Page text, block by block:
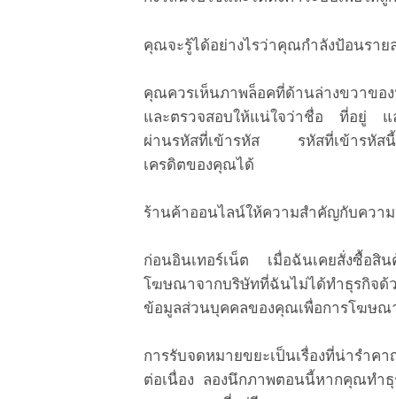
คุณจะรู้ได้อย่างไรว่าคุณกำลังป้อนราย
คุณควรเห็นภาพล็อคที่ด้านล่างขวาข
และตรวจสอบให้แน่ใจว่าชื่อ ที่อยู่ แ
ผ่านรหัสที่เข้ารหัส รหัสที่เข้ารหัสนี้ห
เครดิตของคุณได้
ร้านค้าออนไลน์ให้ความสำคัญกับควา
ก่อนอินเทอร์เน็ต เมื่อฉันเคยสั่งซื้อสิ
โฆษณาจากบริษัทที่ฉันไม่ได้ทำธุรกิ
ข้อมูลส่วนบุคคลของคุณเพื่อการโฆษณ
การรับจดหมายขยะเป็นเรื่องที่น่ารำค
ต่อเนื่อง ลองนึกภาพตอนนี้หากคุณทำ